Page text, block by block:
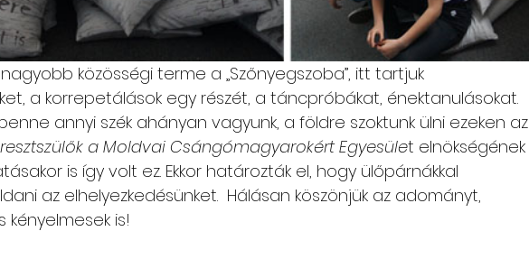
közösségi terme a „Szőnyegszoba”, itt tartjuk
a korrepetálások egy részét, a táncpróbákat, énektanulásokat.
annyi szék ahányan vagyunk, a földre szoktunk ülni ezeken az
a Moldvai Csángómagyarokért Egyesület elnökségének
is így volt ez. Ekkor határozták el, hogy ülőpárnákkal
az elhelyezkedésünket.  Hálásan köszönjük az adományt,
is!